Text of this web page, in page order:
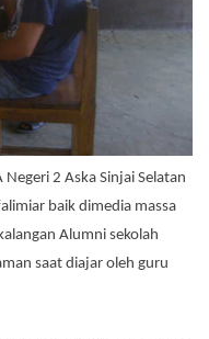
Negeri 2 Aska Sinjai Selatan
baik dimedia massa
Alumni sekolah
saat diajar oleh guru